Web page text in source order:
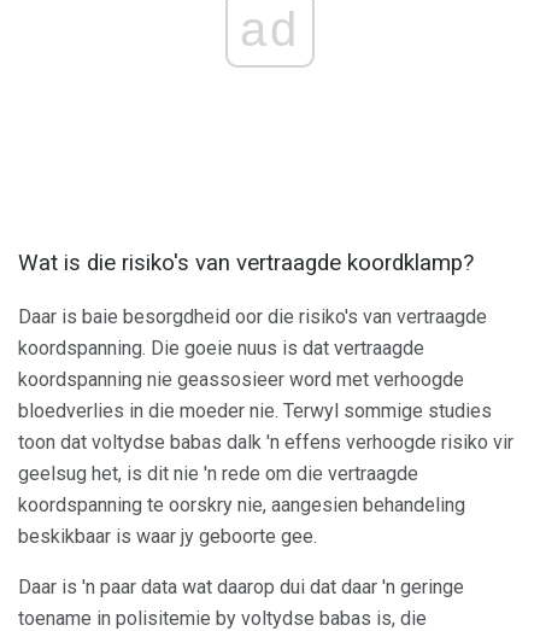
ad
Wat is die risiko's van vertraagde koordklamp?
Daar is baie besorgdheid oor die risiko's van vertraagde
koordspanning. Die goeie nuus is dat vertraagde
koordspanning nie geassosieer word met verhoogde
bloedverlies in die moeder nie. Terwyl sommige studies
toon dat voltydse babas dalk 'n effens verhoogde risiko vir
geelsug het, is dit nie 'n rede om die vertraagde
koordspanning te oorskry nie, aangesien behandeling
beskikbaar is waar jy geboorte gee.
Daar is 'n paar data wat daarop dui dat daar 'n geringe
toename in polisitemie by voltydse babas is, die